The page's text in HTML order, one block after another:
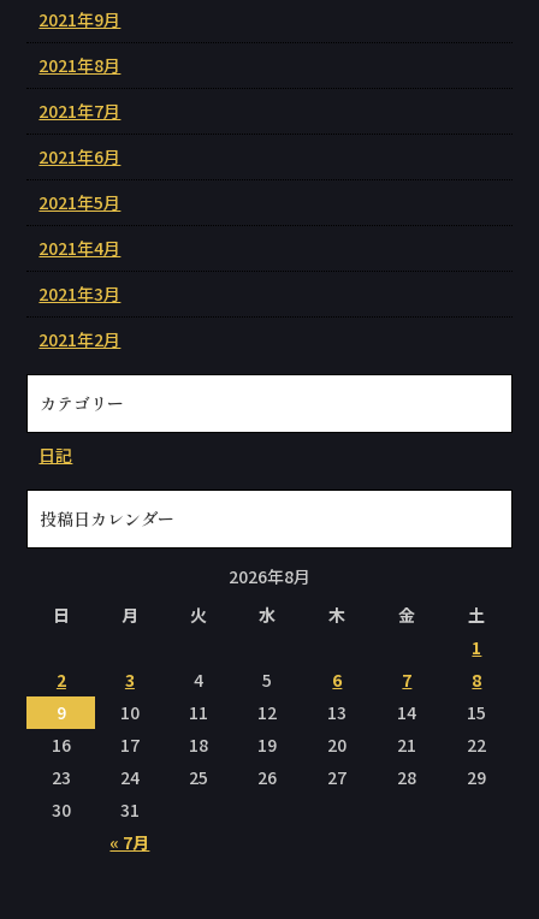
2021年9月
2021年8月
2021年7月
2021年6月
2021年5月
2021年4月
2021年3月
2021年2月
カテゴリー
日記
投稿日カレンダー
2026年8月
日
月 火 水 木 金 土
« 7月
1
2
3 4 5 6 7
8
9
10 11 12 13 14
15
16
17 18 19 20 21
22
23
24 25 26 27 28
29
30
31